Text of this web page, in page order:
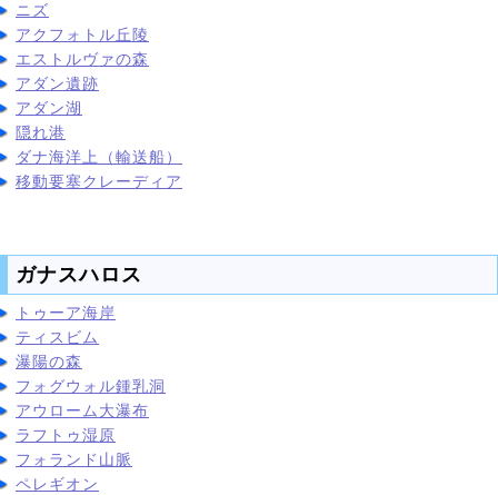
ニズ
アクフォトル丘陵
エストルヴァの森
アダン遺跡
アダン湖
隠れ港
ダナ海洋上（輸送船）
移動要塞クレーディア
ガナスハロス
トゥーア海岸
ティスビム
瀑陽の森
フォグウォル鍾乳洞
アウローム大瀑布
ラフトゥ湿原
フォランド山脈
ペレギオン